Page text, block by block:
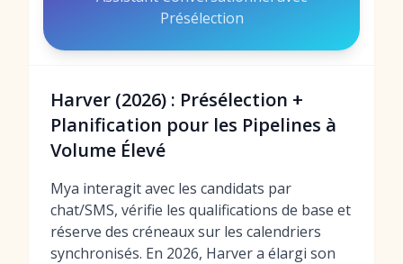
Présélection
Harver (2026) : Présélection +
Planification pour les Pipelines à
Volume Élevé
Mya interagit avec les candidats par
chat/SMS, vérifie les qualifications de base et
réserve des créneaux sur les calendriers
synchronisés. En 2026, Harver a élargi son